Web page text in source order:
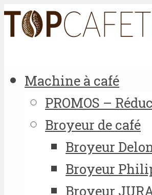
Machine à café
PROMOS –
Broyeur de café
Broyeur
Broyeur
Broyeur